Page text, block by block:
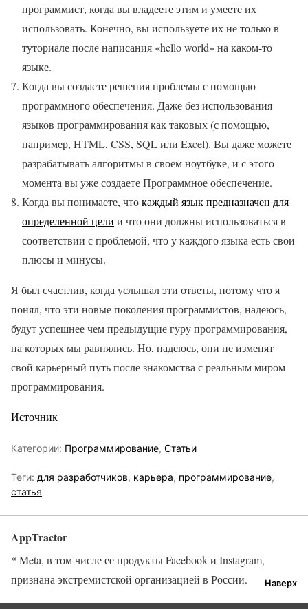
программист, когда вы владеете этим и умеете их
использовать. Конечно, вы используете их не только в
туториале после написания «hello world» на каком-то
языке.
Когда вы создаете решения проблемы с помощью
программного обеспечения. Даже без использования
языков программирования как таковых (с помощью,
например, HTML, CSS, SQL или Excel). Вы даже можете
разрабатывать алгоритмы в своем ноутбуке, и с этого
момента вы уже создаете Программное обеспечение.
Когда вы понимаете, чтокаждый язык предназначен для
определенной цели и что они должны использоваться в
соответствии с проблемой, что у каждого языка есть свои
плюсы и минусы.
Я был счастлив, когда услышал эти ответы, потому что я
понял, что эти новые поколения программистов, надеюсь,
будут успешнее чем предыдущие гуру программирования,
на которых мы равнялись. Но, надеюсь, они не изменят
свой карьерный путь после знакомства с реальным миром
программирования.
Источник
Категории: Программирование, Статьи
Теги: для разработчиков, карьера, программирование,
статья
AppTractor
Наверх
* Meta, в том числе ее продукты Facebook и Instagram,
признана экстремистской организацией в России.